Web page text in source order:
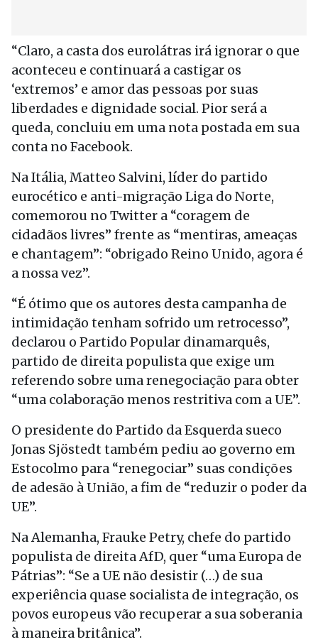
“Claro, a casta dos eurolátras irá ignorar o que
aconteceu e continuará a castigar os
‘extremos’ e amor das pessoas por suas
liberdades e dignidade social. Pior será a
queda, concluiu em uma nota postada em sua
conta no Facebook.
Na Itália, Matteo Salvini, líder do partido
eurocético e anti-migração Liga do Norte,
comemorou no Twitter a “coragem de
cidadãos livres” frente as “mentiras, ameaças
e chantagem”: “obrigado Reino Unido, agora é
a nossa vez”.
“É ótimo que os autores desta campanha de
intimidação tenham sofrido um retrocesso”,
declarou o Partido Popular dinamarquês,
partido de direita populista que exige um
referendo sobre uma renegociação para obter
“uma colaboração menos restritiva com a UE”.
O presidente do Partido da Esquerda sueco
Jonas Sjöstedt também pediu ao governo em
Estocolmo para “renegociar” suas condições
de adesão à União, a fim de “reduzir o poder da
UE”.
Na Alemanha, Frauke Petry, chefe do partido
populista de direita AfD, quer “uma Europa de
Pátrias”: “Se a UE não desistir (…) de sua
experiência quase socialista de integração, os
povos europeus vão recuperar a sua soberania
à maneira britânica”.